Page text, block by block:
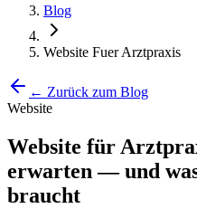
Blog
Website Fuer Arztpraxis
← Zurück zum Blog
Website
Website für
erwarten — und
braucht